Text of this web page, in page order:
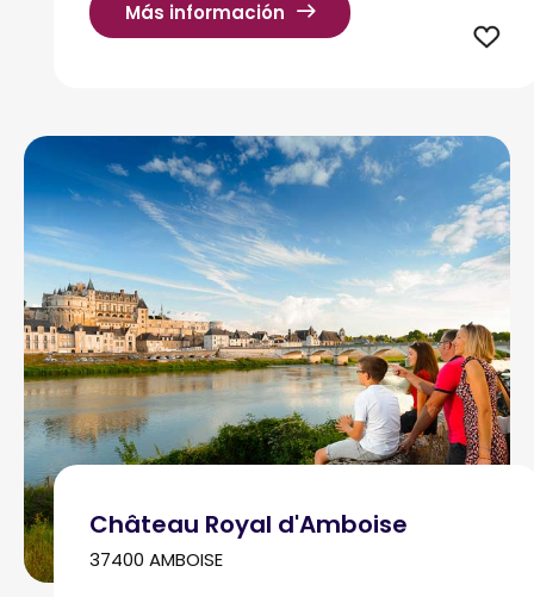
Más información
Château Royal d'Amboise
37400 AMBOISE